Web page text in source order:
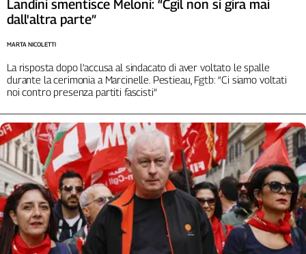
L'Italia
Lavoro
Territori
Abruzzo-
Alto
Adige
Basilicata
Calabria
Campania
Emilia-
Romagna
Friuli
Landini smentisce Meloni: “Cgil non si gira mai
dall'altra parte”
La risposta dopo l’accusa al sindacato di aver voltato le spalle
durante la cerimonia a Marcinelle. Pestieau, Fgtb: “Ci siamo voltati
noi contro presenza partiti fascisti”
MARTA NICOLETTI